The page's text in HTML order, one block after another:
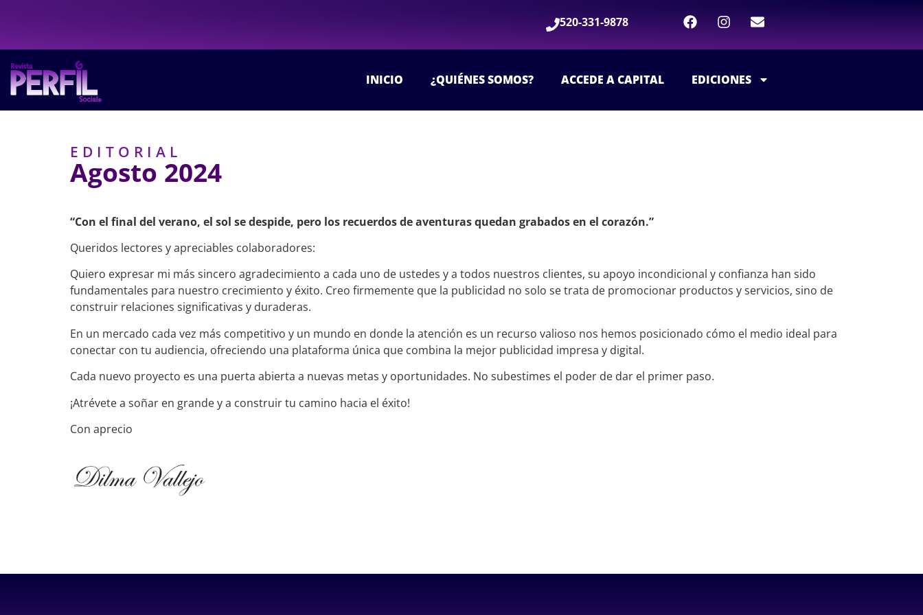
520-331-9878
INICIO ¿QUIÉNES SOMOS? ACCEDE A CAPITAL EDICIONES
EDITORIAL
Agosto 2024
“Con el final del verano, el sol se despide, pero los recuerdos de aventuras quedan grabados en el corazón.”
Queridos lectores y apreciables colaboradores:
Quiero expresar mi más sincero agradecimiento a cada uno de ustedes y a todos nuestros clientes, su apoyo incondicional y confianza han sido
fundamentales para nuestro crecimiento y éxito. Creo firmemente que la publicidad no solo se trata de promocionar productos y servicios, sino de
construir relaciones significativas y duraderas.
En un mercado cada vez más competitivo y un mundo en donde la atención es un recurso valioso nos hemos posicionado cómo el medio ideal para
conectar con tu audiencia, ofreciendo una plataforma única que combina la mejor publicidad impresa y digital.
Cada nuevo proyecto es una puerta abierta a nuevas metas y oportunidades. No subestimes el poder de dar el primer paso.
¡Atrévete a soñar en grande y a construir tu camino hacia el éxito!
Con aprecio